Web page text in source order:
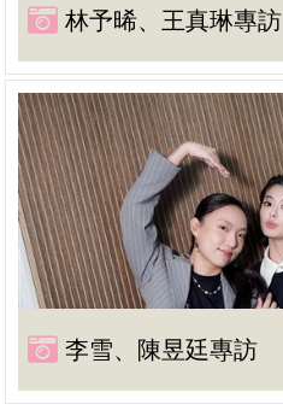
林予晞、王真琳專訪
李雪、陳昱廷專訪